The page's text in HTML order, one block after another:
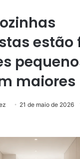
estão
maiores
21 de maio de 2026